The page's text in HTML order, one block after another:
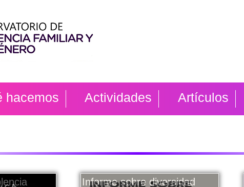
hacemos Actividades Artículos
Informe sobre diversidad